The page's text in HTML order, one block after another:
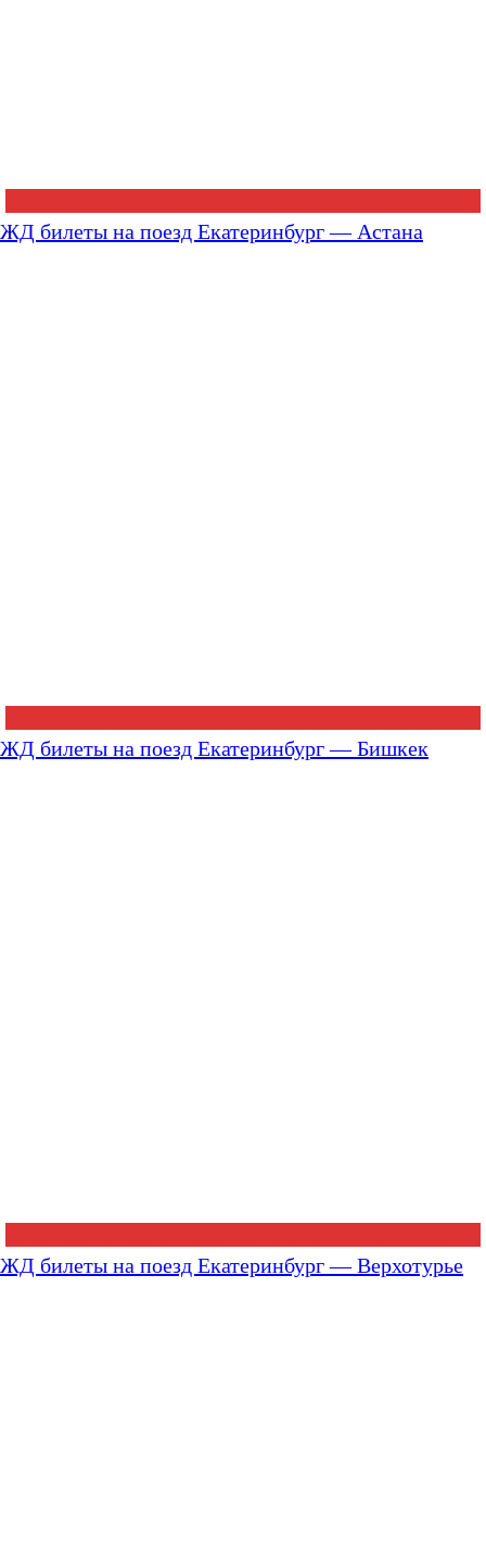
ЖД билеты на поезд Екатеринбург — Астана
ЖД билеты на поезд Екатеринбург — Бишкек
ЖД билеты на поезд Екатеринбург — Верхотурье